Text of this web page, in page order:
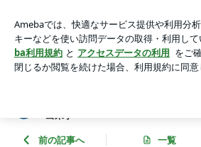
「ナイルプラス」の日々の出来事
アプリをダウンロードして ブログの更新通知
ょう。
出来事
前の記事へ 一覧